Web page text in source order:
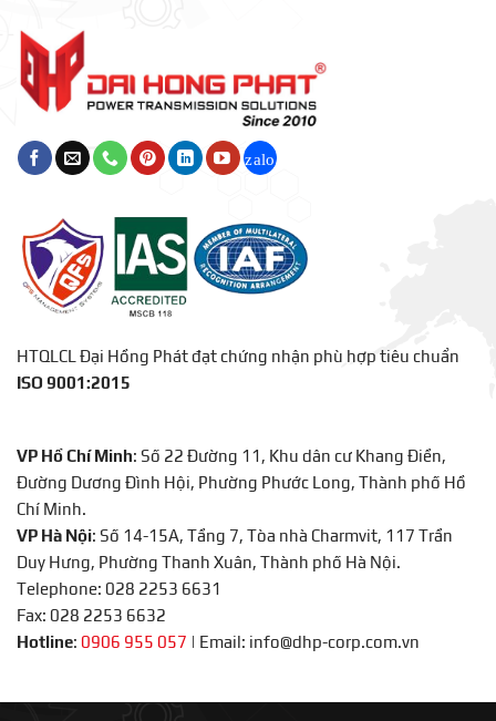
HTQLCL Đại Hồng Phát đạt chứng nhận phù hợp tiêu chuẩn
ISO 9001:2015
VP Hồ Chí Minh: Số 22 Đường 11, Khu dân cư Khang Điền,
Đường Dương Đình Hội, Phường Phước Long, Thành phố Hồ
Chí Minh.
VP Hà Nội: Số 14-15A, Tầng 7, Tòa nhà Charmvit, 117 Trần
Duy Hưng, Phường Thanh Xuân, Thành phố Hà Nội.
Telephone: 028 2253 6631
Fax: 028 2253 6632
Hotline: 0906 955 057 | Email: info@dhp-corp.com.vn